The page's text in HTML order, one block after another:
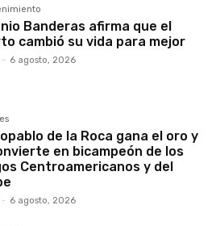
Banderas afirma que el
cambió su vida para mejor
- 6 agosto, 2026
de la Roca gana el oro y
en bicampeón de los
Centroamericanos y del
- 6 agosto, 2026